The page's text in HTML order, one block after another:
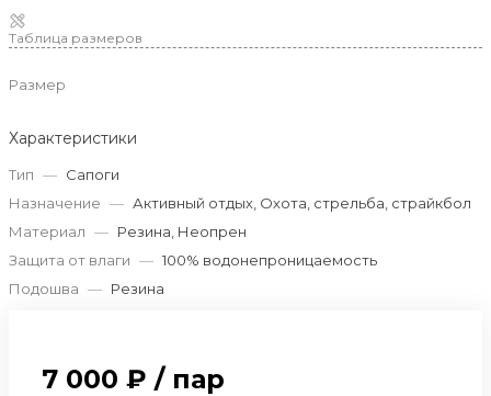
Таблица размеров
Размер
Характеристики
Тип — Сапоги
Назначение — Активный отдых, Охота, стрельба, страйкбол
Материал — Резина, Неопрен
Защита от влаги — 100% водонепроницаемость
Подошва — Резина
7 000 ₽ / пар